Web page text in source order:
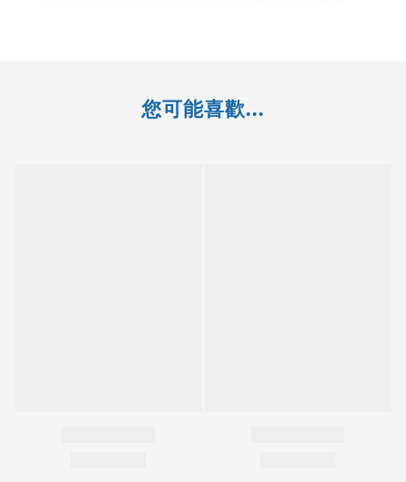
您可能喜歡...